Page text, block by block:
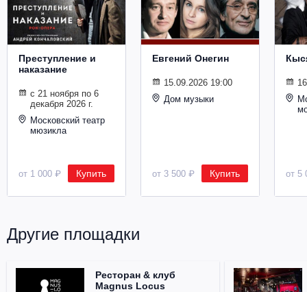
Металл
Преступление и
наказание
с 21 ноября по 6
декабря 2026 г.
Московский театр
мюзикла
от 1 000 ₽ Купить
Евгений Онегин
15.09.2026 19:00
Дом музыки
от 3 500 ₽ Купить от 5
Другие площадки
Ресторан & клуб
Magnus Locus